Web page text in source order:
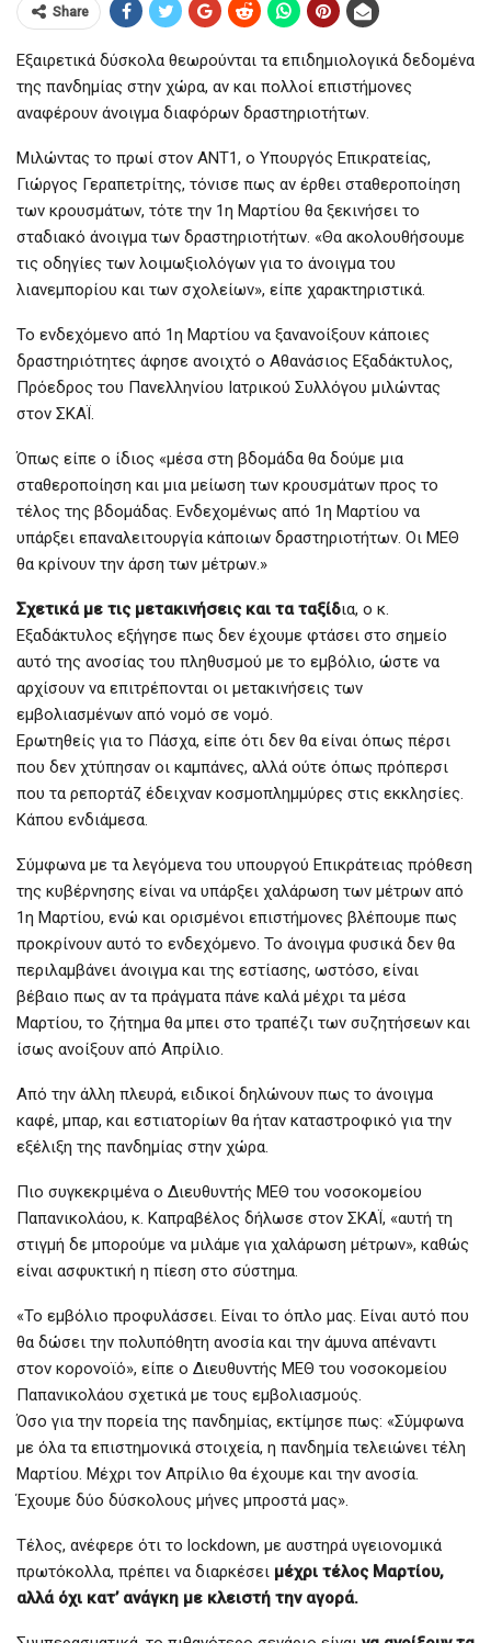
Share
Εξαιρετικά δύσκολα θεωρούνται τα επιδημιολογικά δεδομένα
της πανδημίας στην χώρα, αν και πολλοί επιστήμονες
αναφέρουν άνοιγμα διαφόρων δραστηριοτήτων.
Μιλώντας το πρωί στον ΑΝΤ1, ο Υπουργός Επικρατείας,
Γιώργος Γεραπετρίτης, τόνισε πως αν έρθει σταθεροποίηση
των κρουσμάτων, τότε την 1η Μαρτίου θα ξεκινήσει το
σταδιακό άνοιγμα των δραστηριοτήτων. «Θα ακολουθήσουμε
τις οδηγίες των λοιμωξιολόγων για το άνοιγμα του
λιανεμπορίου και των σχολείων», είπε χαρακτηριστικά.
Το ενδεχόμενο από 1η Μαρτίου να ξανανοίξουν κάποιες
δραστηριότητες άφησε ανοιχτό ο Αθανάσιος Εξαδάκτυλος,
Πρόεδρος του Πανελληνίου Ιατρικού Συλλόγου μιλώντας
στον ΣΚΑΪ.
Όπως είπε ο ίδιος «μέσα στη βδομάδα θα δούμε μια
σταθεροποίηση και μια μείωση των κρουσμάτων προς το
τέλος της βδομάδας. Ενδεχομένως από 1η Μαρτίου να
υπάρξει επαναλειτουργία κάποιων δραστηριοτήτων. Οι ΜΕΘ
θα κρίνουν την άρση των μέτρων.»
Σχετικά με τις μετακινήσεις και τα ταξίδια, ο κ.
Εξαδάκτυλος εξήγησε πως δεν έχουμε φτάσει στο σημείο
αυτό της ανοσίας του πληθυσμού με το εμβόλιο, ώστε να
αρχίσουν να επιτρέπονται οι μετακινήσεις των
εμβολιασμένων από νομό σε νομό.
Ερωτηθείς για το Πάσχα, είπε ότι δεν θα είναι όπως πέρσι
που δεν χτύπησαν οι καμπάνες, αλλά ούτε όπως πρόπερσι
που τα ρεπορτάζ έδειχναν κοσμοπλημμύρες στις εκκλησίες.
Κάπου ενδιάμεσα.
Σύμφωνα με τα λεγόμενα του υπουργού Επικράτειας πρόθεση
της κυβέρνησης είναι να υπάρξει χαλάρωση των μέτρων από
1η Μαρτίου, ενώ και ορισμένοι επιστήμονες βλέπουμε πως
προκρίνουν αυτό το ενδεχόμενο. Το άνοιγμα φυσικά δεν θα
περιλαμβάνει άνοιγμα και της εστίασης, ωστόσο, είναι
βέβαιο πως αν τα πράγματα πάνε καλά μέχρι τα μέσα
Μαρτίου, το ζήτημα θα μπει στο τραπέζι των συζητήσεων και
ίσως ανοίξουν από Απρίλιο.
Από την άλλη πλευρά, ειδικοί δηλώνουν πως το άνοιγμα
καφέ, μπαρ, και εστιατορίων θα ήταν καταστροφικό για την
εξέλιξη της πανδημίας στην χώρα.
Πιο συγκεκριμένα ο Διευθυντής ΜΕΘ του νοσοκομείου
Παπανικολάου, κ. Καπραβέλος δήλωσε στον ΣΚΑΪ, «αυτή τη
στιγμή δε μπορούμε να μιλάμε για χαλάρωση μέτρων», καθώς
είναι ασφυκτική η πίεση στο σύστημα.
«Το εμβόλιο προφυλάσσει. Είναι το όπλο μας. Είναι αυτό που
θα δώσει την πολυπόθητη ανοσία και την άμυνα απέναντι
στον κορονοϊό», είπε ο Διευθυντής ΜΕΘ του νοσοκομείου
Παπανικολάου σχετικά με τους εμβολιασμούς.
Όσο για την πορεία της πανδημίας, εκτίμησε πως: «Σύμφωνα
με όλα τα επιστημονικά στοιχεία, η πανδημία τελειώνει τέλη
Μαρτίου. Μέχρι τον Απρίλιο θα έχουμε και την ανοσία.
Έχουμε δύο δύσκολους μήνες μπροστά μας».
Τέλος, ανέφερε ότι το lockdown, με αυστηρά υγειονομικά
πρωτόκολλα, πρέπει να διαρκέσει μέχρι τέλος Μαρτίου,
αλλά όχι κατ’ ανάγκη με κλειστή την αγορά.